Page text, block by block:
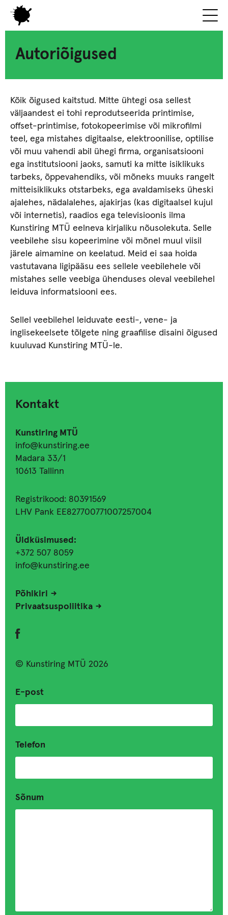
Autoriõigused
Kõik õigused kaitstud. Mitte ühtegi osa sellest
väljaandest ei tohi reprodutseerida printimise,
offset-printimise, fotokopeerimise või mikrofilmi
teel, ega mistahes digitaalse, elektroonilise, optilise
või muu vahendi abil ühegi firma, organisatsiooni
ega institutsiooni jaoks, samuti ka mitte isiklikuks
tarbeks, õppevahendiks, või mõneks muuks rangelt
mitteisiklikuks otstarbeks, ega avaldamiseks üheski
ajalehes, nädalalehes, ajakirjas (kas digitaalsel kujul
või internetis), raadios ega televisioonis ilma
Kunstiring MTÜ eelneva kirjaliku nõusolekuta. Selle
veebilehe sisu kopeerimine või mõnel muul viisil
järele aimamine on keelatud. Meid ei saa hoida
vastutavana ligipääsu ees sellele veebilehele või
mistahes selle veebiga ühenduses oleval veebilehel
leiduva informatsiooni ees.
Sellel veebilehel leiduvate eesti-, vene- ja
inglisekeelsete tõlgete ning graafilise disaini õigused
kuuluvad Kunstiring MTÜ-le.
Kontakt
Kunstiring MTÜ
info@kunstiring.ee
Madara 33/1
10613 Tallinn
Registrikood: 80391569
LHV Pank EE827700771007257004
Üldküsimused:
+372 507 8059
info@kunstiring.ee
Põhikiri
Privaatsuspoliitika
© Kunstiring MTÜ 2026
E-post
Telefon
Sõnum